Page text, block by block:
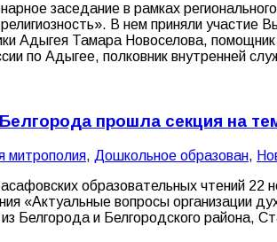
заседание в рамках
В нем приняли участие
Адыгея Тамара Новоселова,
по Адыгее, полковник внутренней
прошла секция на
митрополия, Дошкольное образован,
образовательных чтений
«Актуальные вопросы организации
Белгорода и Белгородского района,